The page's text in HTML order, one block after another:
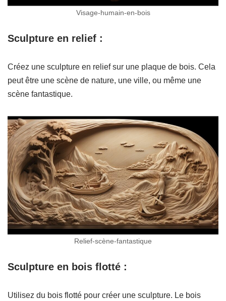
Visage-humain-en-bois
Sculpture en relief :
Créez une sculpture en relief sur une plaque de bois. Cela
peut être une scène de nature, une ville, ou même une
scène fantastique.
Relief-scène-fantastique
Sculpture en bois flotté :
Utilisez du bois flotté pour créer une sculpture. Le bois